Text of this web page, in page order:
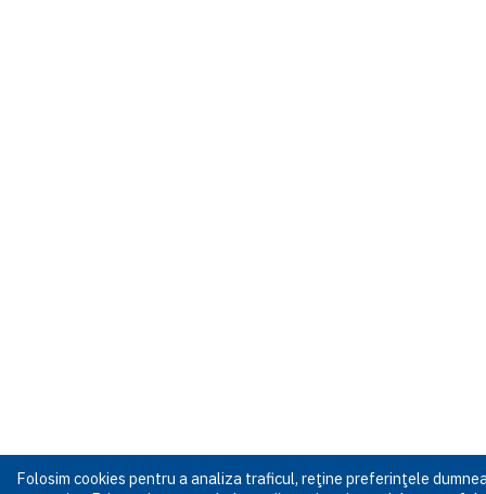
Folosim cookies pentru a analiza traficul, reţine preferinţele